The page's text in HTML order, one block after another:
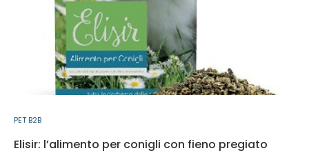
PET B2B
Elisir: l’alimento per conigli con fieno pregiato